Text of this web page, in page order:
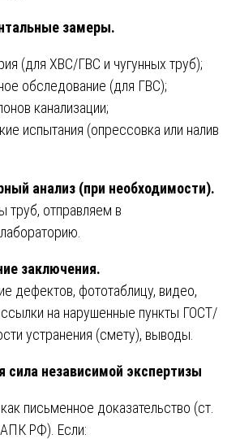
замеры.
(для ХВС/ГВС и чугунных труб);
обследование (для ГВС);
канализации;
испытания (опрессовка или налив
анализ (при необходимости).
труб, отправляем в
заключения.
дефектов, фототаблицу, видео,
на нарушенные пункты ГОСТ/
устранения (смету), выводы.
сила независимой экспертизы
письменное доказательство (ст.
РФ). Если: